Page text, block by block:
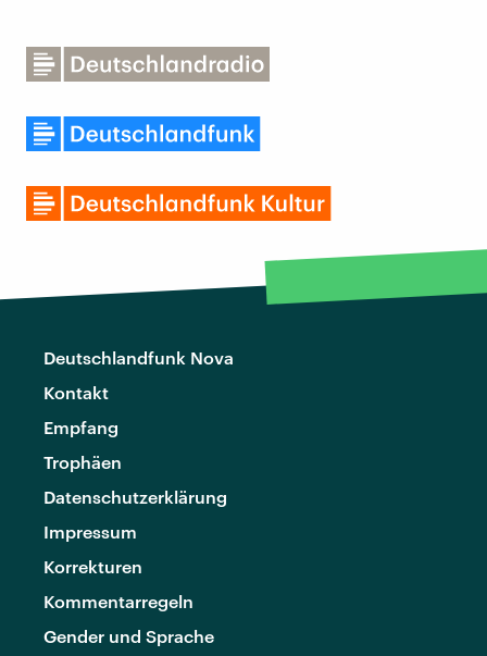
Deutschlandfunk Nova
Kontakt
Empfang
Trophäen
Datenschutzerklärung
Impressum
Korrekturen
Kommentarregeln
Gender und Sprache